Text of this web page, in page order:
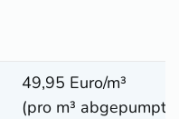
49,95 Euro/m³
(pro m³ abgepumpte